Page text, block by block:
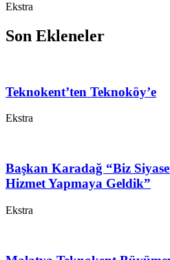
Ekstra
Son Ekleneler
Teknokent’ten Teknoköy’e
Ekstra
Başkan Karadağ “Biz
Hizmet Yapmaya Geldik”
Ekstra